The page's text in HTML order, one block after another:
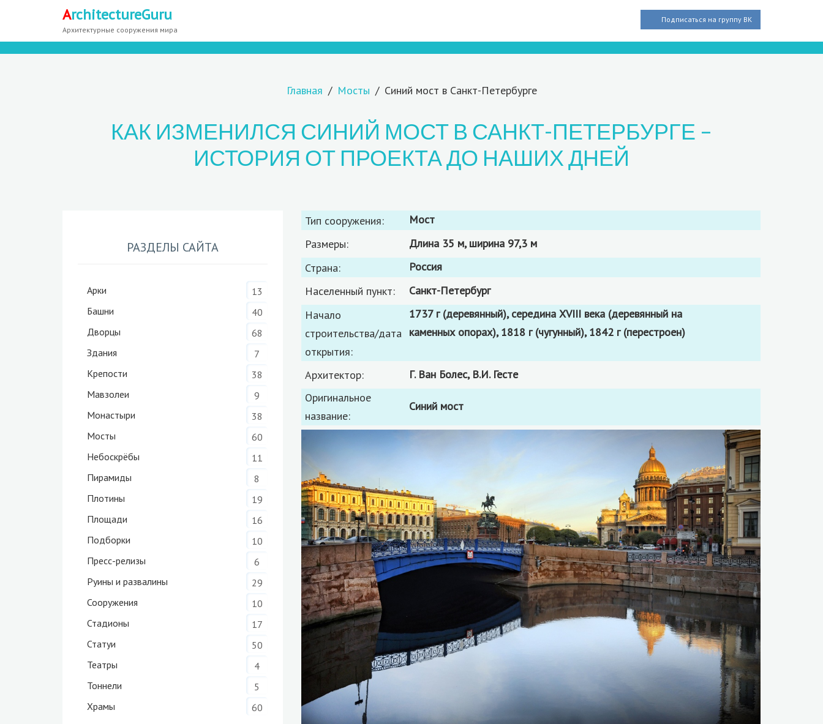
ArchitectureGuru
Архитектурные сооружения мира
Подписаться на группу ВК
Главная Мосты Синий мост в Санкт-Петербурге
КАК ИЗМЕНИЛСЯ СИНИЙ МОСТ В САНКТ-ПЕТЕРБУРГЕ –
ИСТОРИЯ ОТ ПРОЕКТА ДО НАШИХ ДНЕЙ
Тип сооружения:
мост
Размеры:
длина 35 м, ширина 97,3 м
Страна:
Россия
Населенный пункт:
Санкт-Петербург
Начало
строительства/дата
открытия:
1737 г (деревянный), середина XVIII века (деревянный на
каменных опорах), 1818 г (чугунный), 1842 г (перестроен)
Архитектор:
Г. Ван Болес, В.И. Гесте
Оригинальное
название:
Синий мост
РАЗДЕЛЫ САЙТА
Арки
13
Башни
40
Дворцы
68
Здания
7
Крепости
38
Мавзолеи
9
Монастыри
38
Мосты
60
Небоскрёбы
11
Пирамиды
8
Плотины
19
Площади
16
Подборки
10
Пресс-релизы
6
Руины и развалины
29
Сооружения
10
Стадионы
17
Статуи
50
Театры
4
Тоннели
5
Храмы
60